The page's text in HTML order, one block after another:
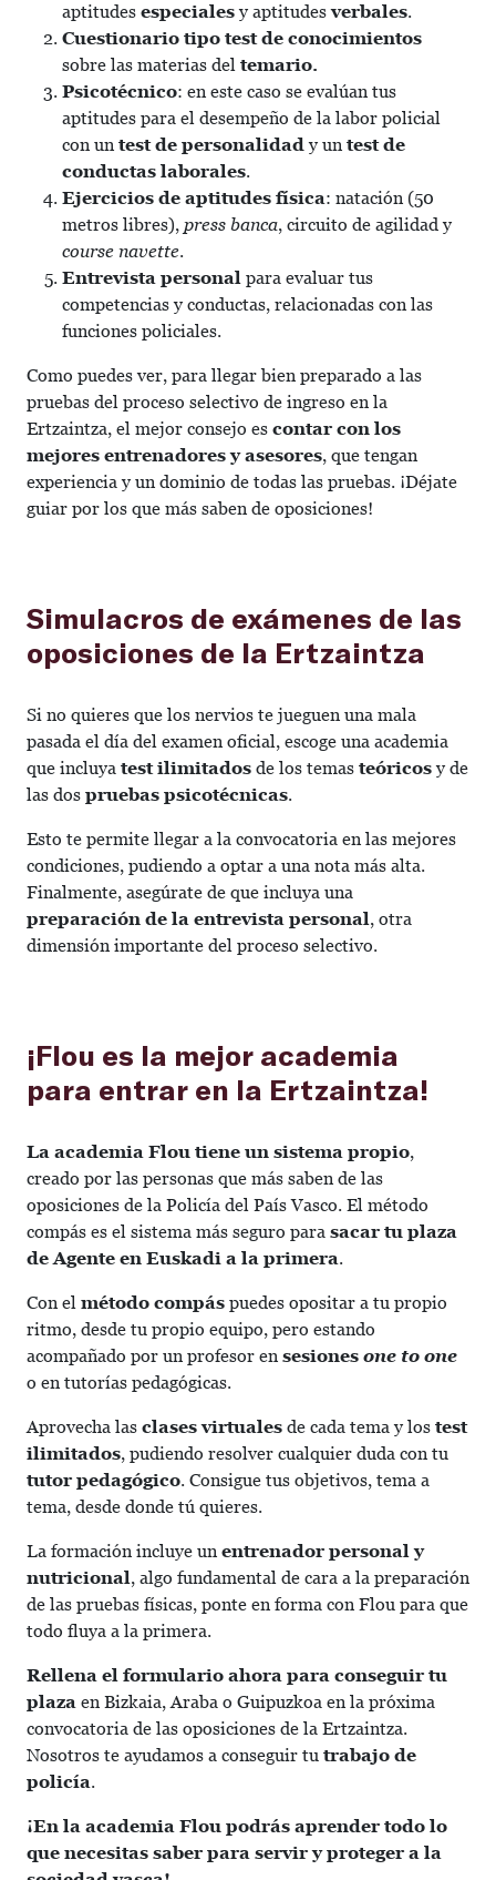
aptitudes especialesy aptitudesverbales.
Cuestionario tipo test de conocimientos
sobre las materias del temario.
Psicotécnico: en este caso se evalúan tus
aptitudes para el desempeño de la labor policial
con un test de personalidady un test de
conductas laborales.
Ejercicios de aptitudes física: natación (50
metros libres), press banca, circuito de agilidad y
course navette.
Entrevista personal para evaluar tus
competencias y conductas, relacionadas con las
funciones policiales.
Como puedes ver, para llegar bien preparado a las
pruebas del proceso selectivo de ingreso en la
Ertzaintza, el mejor consejo es contar con los
mejores entrenadores y asesores, que tengan
experiencia y un dominio de todas las pruebas. ¡Déjate
guiar por los que más saben de oposiciones!
Simulacros de exámenes de las
oposiciones de la Ertzaintza
Si no quieres que los nervios te jueguen una mala
pasada el día del examen oficial, escoge una academia
que incluya test ilimitados de los temas teóricosy de
las dos pruebas psicotécnicas.
Esto te permite llegar a la convocatoria en las mejores
condiciones, pudiendo a optar a una nota más alta.
Finalmente, asegúrate de que incluya una
preparación de la entrevista personal, otra
dimensión importante del proceso selectivo.
¡Flou es la mejor academia
para entrar en la Ertzaintza!
La academia Flou tiene un sistema propio,
creado por las personas que más saben de las
oposiciones de la Policía del País Vasco. El método
compás es el sistema más seguro para sacar tu plaza
de Agente en Euskadi a la primera.
Con el método compás puedes opositar a tu propio
ritmo, desde tu propio equipo, pero estando
acompañado por un profesor en sesiones one to one
o en tutorías pedagógicas.
Aprovecha las clases virtuales de cada tema y los test
ilimitados, pudiendo resolver cualquier duda con tu
tutor pedagógico. Consigue tus objetivos, tema a
tema, desde donde tú quieres.
La formación incluye un entrenador personal y
nutricional, algo fundamental de cara a la preparación
de las pruebas físicas, ponte en forma con Flou para que
todo fluya a la primera.
Rellena el formulario ahora para conseguir tu
plaza en Bizkaia, Araba o Guipuzkoa en la próxima
convocatoria de las oposiciones de la Ertzaintza.
Nosotros te ayudamos a conseguir tu trabajo de
policía.
¡En la academia Flou podrás aprender todo lo
que necesitas saber para servir y proteger a la